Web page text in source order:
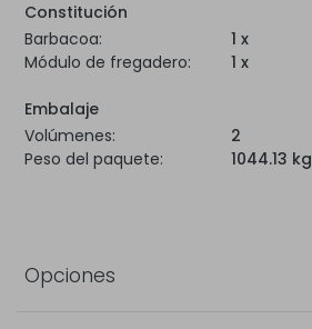
Constitución
Barbacoa:
1 x
Módulo de fregadero:
1 x
Embalaje
Volúmenes:
2
Peso del paquete:
1044.13 kg
Opciones